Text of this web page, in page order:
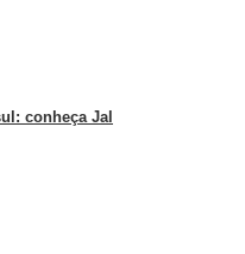
conheça Jal